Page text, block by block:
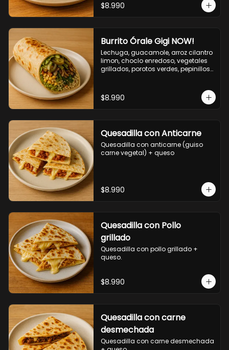
$8.990
Burrito Órale Gigi NOW!
Lechuga, guacamole, arroz cilantro
limon, choclo enredoso, vegetales
grillados, porotos verdes, pepinillos
$8.990
Quesadilla con Anticarne
Quesadilla con anticarne (guiso
carne vegetal) + queso
$8.990
Quesadilla con Pollo
grillado
Quesadilla con pollo grillado +
queso.
$8.990
Quesadilla con carne
desmechada
Quesadilla con carne desmechada